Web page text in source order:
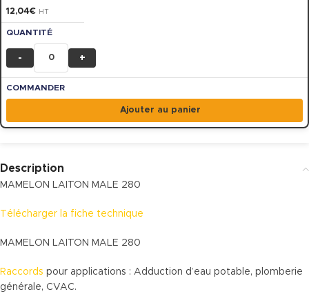
12,04€ HT
- +
Ajouter au panier
Description
MAMELON LAITON MALE 280
Télécharger la fiche technique
MAMELON LAITON MALE 280
Raccords pour applications : Adduction d’eau potable, plomberie
générale, CVAC.